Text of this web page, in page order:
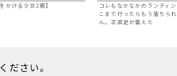
をかける少女2級】
コレもなかなかのランディ
こまで行ったらもう落ちら
ん。正直足が震えた
ださい。